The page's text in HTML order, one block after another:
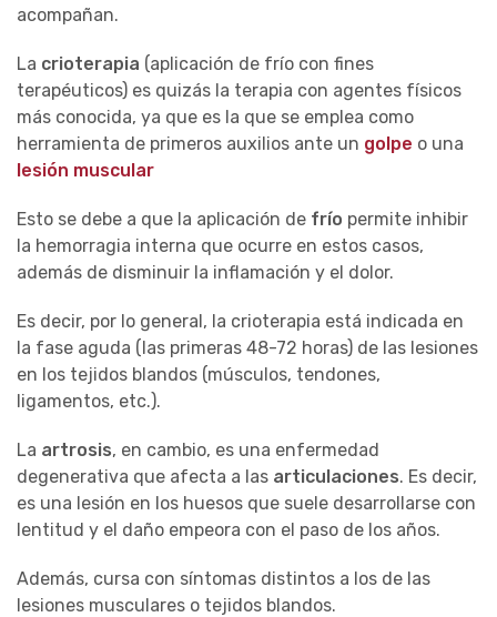
acompañan.
La crioterapia (aplicación de frío con fines
terapéuticos) es quizás la terapia con agentes físicos
más conocida, ya que es la que se emplea como
herramienta de primeros auxilios ante un golpe o una
lesión muscular
Esto se debe a que la aplicación de frío permite inhibir
la hemorragia interna que ocurre en estos casos,
además de disminuir la inflamación y el dolor.
Es decir, por lo general, la crioterapia está indicada en
la fase aguda (las primeras 48-72 horas) de las lesiones
en los tejidos blandos (músculos, tendones,
ligamentos, etc.).
La artrosis, en cambio, es una enfermedad
degenerativa que afecta a las articulaciones. Es decir,
es una lesión en los huesos que suele desarrollarse con
lentitud y el daño empeora con el paso de los años.
Además, cursa con síntomas distintos a los de las
lesiones musculares o tejidos blandos.